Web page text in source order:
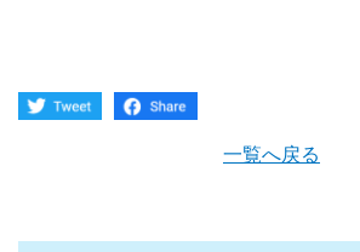
一覧へ戻る